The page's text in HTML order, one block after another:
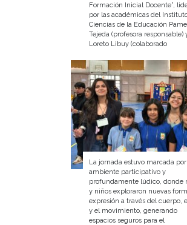
Formación Inicial Docente”,
por las académicas del
Ciencias de la Educación
Tejeda (profesora responsable)
Loreto Libuy (colaborado
La jornada estuvo marcada
ambiente participativo y
profundamente lúdico, donde
y niños exploraron nuevas
expresión a través del cuerpo,
y el movimiento, generando
espacios seguros para el